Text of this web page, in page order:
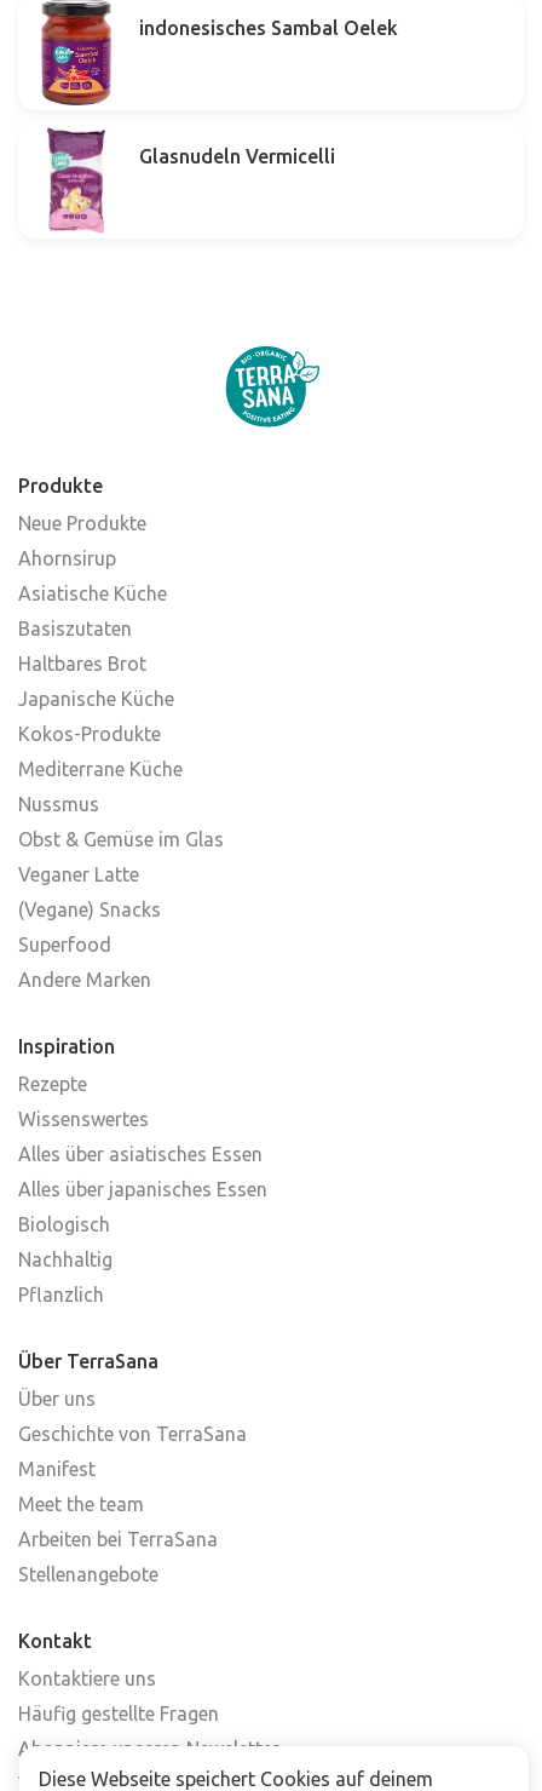
indonesisches Sambal Oelek
Glasnudeln Vermicelli
Produkte
Neue Produkte
Ahornsirup
Asiatische Küche
Basiszutaten
Haltbares Brot
Japanische Küche
Kokos-Produkte
Mediterrane Küche
Nussmus
Obst & Gemüse im Glas
Veganer Latte
(Vegane) Snacks
Superfood
Andere Marken
Inspiration
Rezepte
Wissenswertes
Alles über asiatisches Essen
Alles über japanisches Essen
Biologisch
Nachhaltig
Pflanzlich
Über TerraSana
Über uns
Geschichte von TerraSana
Manifest
Meet the team
Arbeiten bei TerraSana
Stellenangebote
Kontakt
Kontaktiere uns
Häufig gestellte Fragen
Abonniere unseren Newsletter
Verkaufsstellen
Diese Webseite speichert Cookies auf deinem